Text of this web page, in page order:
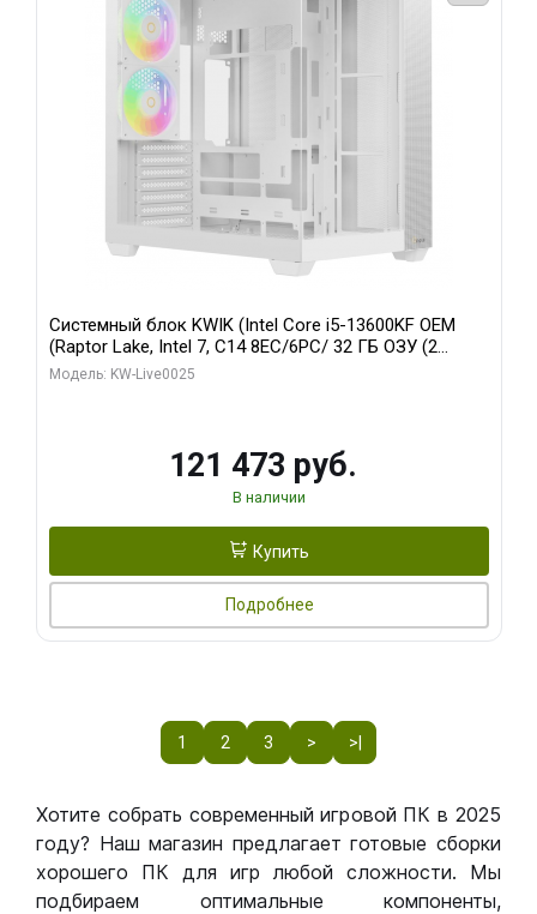
Системный блок KWIK (Intel Core i5-13600KF OEM
(Raptor Lake, Intel 7, C14 8EC/6PC/ 32 ГБ ОЗУ (2
модуля)/ Gigabyte RTX5060 WINDFORCE OC 8GB
Модель: KW-Live0025
121 473 руб.
В наличии
Купить
Подробнее
1 2 3 > >|
Хотите собрать современный игровой ПК в 2025
году? Наш магазин предлагает готовые сборки
хорошего ПК для игр любой сложности. Мы
подбираем оптимальные компоненты,